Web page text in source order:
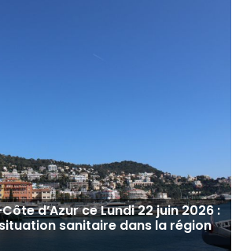
d’Azur ce Lundi 22 juin 2026 :
sanitaire dans la région